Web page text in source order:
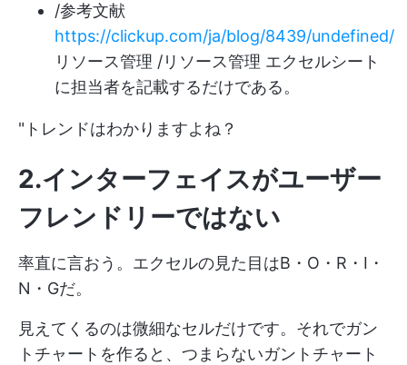
/参考文献
https://clickup.com/ja/blog/8439/undefined/
リソース管理 /リソース管理 エクセルシート
に担当者を記載するだけである。
"トレンドはわかりますよね？
2.インターフェイスがユーザー
フレンドリーではない
率直に言おう。エクセルの見た目はB・O・R・I・
N・Gだ。
見えてくるのは微細なセルだけです。それでガン
トチャートを作ると、つまらないガントチャート